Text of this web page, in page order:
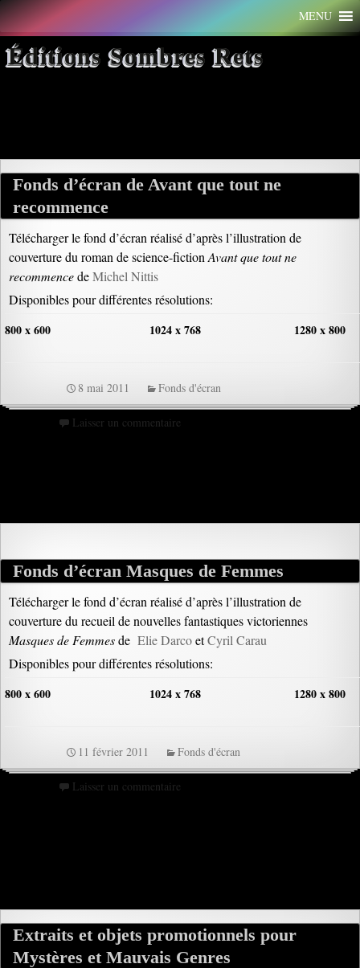
Aller
au
contenu
MENU
Éditions Sombres Rets
Archives par mot-clé : screen
Fonds d’écran de Avant que tout ne
recommence
Télécharger le fond d’écran réalisé d’après l’illustration de
couverture du roman de science-fiction Avant que tout ne
recommencedeMichel Nittis
Disponibles pour différentes résolutions:
800 x 600
1024 x 768 1280 x 800
8 mai 2011 Fonds d'écran
Laisser un commentaire
Fonds d’écran Masques de Femmes
Télécharger le fond d’écran réalisé d’après l’illustration de
couverture du recueil de nouvelles fantastiques victoriennes
Masques de Femmesde Elie DarcoetCyril Carau
Disponibles pour différentes résolutions:
800 x 600
1024 x 768 1280 x 800
11 février 2011 Fonds d'écran
Laisser un commentaire
Extraits et objets promotionnels pour
Mystères et Mauvais Genres